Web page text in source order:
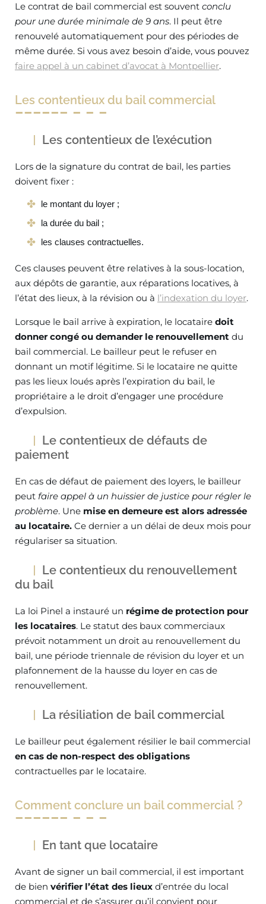
Le contrat de bail commercial est souvent conclu
pour une durée minimale de 9 ans. Il peut être
renouvelé automatiquement pour des périodes de
même durée. Si vous avez besoin d’aide, vous pouvez
faire appel à un cabinet d’avocat à Montpellier.
Les contentieux du bail commercial
Les contentieux de l’exécution
Lors de la signature du contrat de bail, les parties
doivent fixer :
le montant du loyer ;
la durée du bail ;
les clauses contractuelles.
Ces clauses peuvent être relatives à la sous-location,
aux dépôts de garantie, aux réparations locatives, à
l’état des lieux, à la révision ou à l’indexation du loyer.
Lorsque le bail arrive à expiration, le locataire doit
donner congé ou demander le renouvellement du
bail commercial. Le bailleur peut le refuser en
donnant un motif légitime. Si le locataire ne quitte
pas les lieux loués après l’expiration du bail, le
propriétaire a le droit d’engager une procédure
d’expulsion.
Le contentieux de défauts de
paiement
En cas de défaut de paiement des loyers, le bailleur
peut faire appel à un huissier de justice pour régler le
problème. Une mise en demeure est alors adressée
au locataire. Ce dernier a un délai de deux mois pour
régulariser sa situation.
Le contentieux du renouvellement
du bail
La loi Pinel a instauré un régime de protection pour
les locataires. Le statut des baux commerciaux
prévoit notamment un droit au renouvellement du
bail, une période triennale de révision du loyer et un
plafonnement de la hausse du loyer en cas de
renouvellement.
La résiliation de bail commercial
Le bailleur peut également résilier le bail commercial
en cas de non-respect des obligations
contractuelles par le locataire.
Comment conclure un bail commercial ?
En tant que locataire
Avant de signer un bail commercial, il est important
de bien vérifier l’état des lieux d’entrée du local
commercial et de s’assurer qu’il convient pour